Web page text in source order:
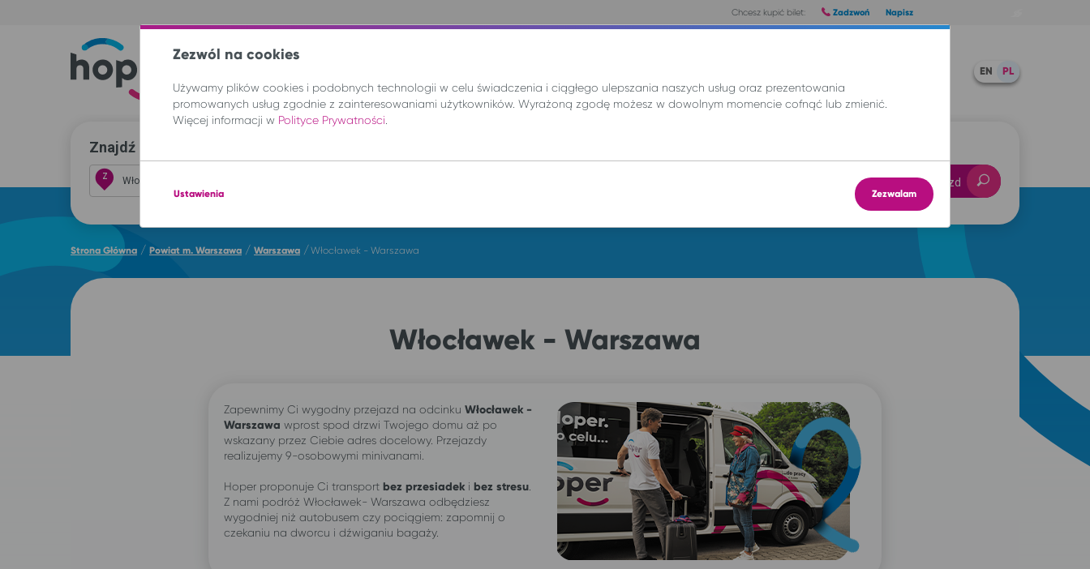
Chcesz kupić bilet: Zadzwoń Napisz
EN PL
Znajdź przejazd i kup bilet
Z Znajdź przejazd
Strona Główna / Powiat m. Warszawa / Warszawa /Włocławek - Warszawa
Włocławek - Warszawa
Zapewnimy Ci wygodny przejazd na odcinku Włocławek -
Warszawa wprost spod drzwi Twojego domu aż po
wskazany przez Ciebie adres docelowy. Przejazdy
realizujemy 9-osobowymi minivanami.
Hoper proponuje Ci transport bez przesiadek i bez stresu
Z nami podróż Włocławek- Warszawa odbędziesz
wygodniej niż autobusem czy pociągiem: zapomnij o
czekaniu na dworcu i dźwiganiu bagaży.
Zezwól na cookies
Używamy plików cookies i podobnych technologii w celu świadczenia i ciągłego ulepszania naszych usług oraz prezentowania
promowanych usług zgodnie z zainteresowaniami użytkowników. Wyrażoną zgodę możesz w dowolnym momencie cofnąć lub zmienić.
Więcej informacji w Polityce Prywatności
Ustawienia Zezwalam